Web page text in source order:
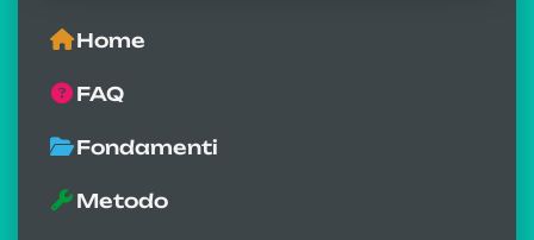
Home
FAQ
Fondamenti
Metodo